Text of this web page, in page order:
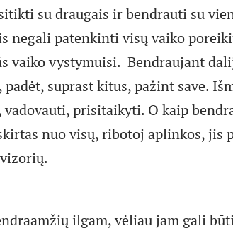
su draugais ir bendrauti su
negali patenkinti visų vaiko
vaiko vystymuisi. Bendraujant
suprast kitus, pažint save.
prisitaikyti. O kaip
nuo visų, ribotoj aplinkos, jis
ilgam, vėliau jam gali